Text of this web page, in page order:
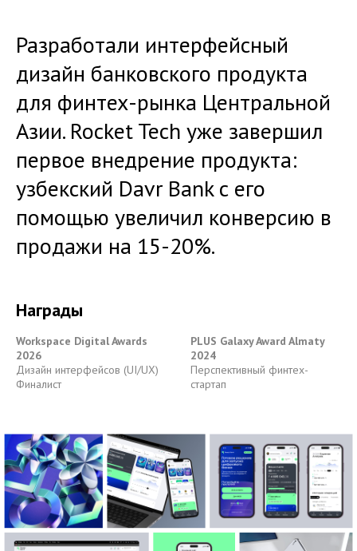
Разработали интерфейсный
дизайн банковского продукта
для финтех-рынка Центральной
Азии. Rocket Tech уже завершил
первое внедрение продукта:
узбекский Davr Bank с его
помощью увеличил конверсию в
продажи на 15-20%.
Награды
Workspace Digital Awards
2026
Дизайн интерфейсов (UI/UX)
Финалист
PLUS Galaxy Award Almaty
2024
Перспективный финтех-
стартап